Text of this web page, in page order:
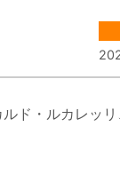
ド・ルカレッ